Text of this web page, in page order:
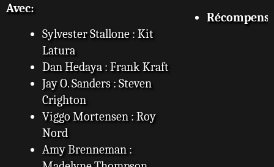
Avec:
Sylvester Stallone : Kit
Latura
Dan Hedaya : Frank Kraft
Jay O. Sanders : Steven
Crighton
Viggo Mortensen : Roy
Nord
Amy Brenneman :